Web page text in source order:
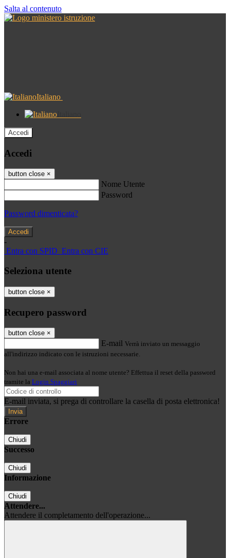
Salta al contenuto
Italiano
Accedi
Accedi
button close ×
Nome Utente
Password
Password dimenticata?
-
Entra con SPID Entra con CIE
Seleziona utente
button close ×
Recupero password
button close ×
E-mail Verrà inviato un messaggio
all'indirizzo indicato con le istruzioni necessarie.
Non hai una e-mail associata al nome utente? Effettua il reset della password
tramite la Login Spaggiari
E-mail inviata, si prega di controllare la casella di posta elettronica!
Errore
Chiudi
Successo
Chiudi
Informazione
Chiudi
Attendere...
Attendere il completamento dell'operazione...